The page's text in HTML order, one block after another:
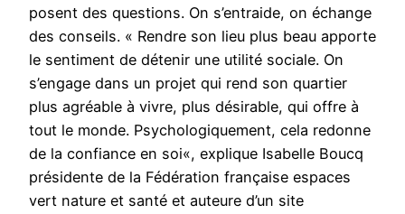
posent des questions. On s’entraide, on échange
des conseils. « Rendre son lieu plus beau apporte
le sentiment de détenir une utilité sociale. On
s’engage dans un projet qui rend son quartier
plus agréable à vivre, plus désirable, qui offre à
tout le monde. Psychologiquement, cela redonne
de la confiance en soi«, explique Isabelle Boucq
présidente de la Fédération française espaces
vert nature et santé et auteure d’un site